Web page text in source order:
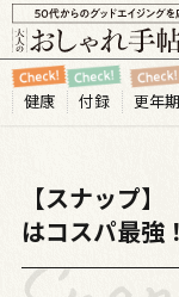
健康 付録 更年期
【スナップ
はコスパ最強